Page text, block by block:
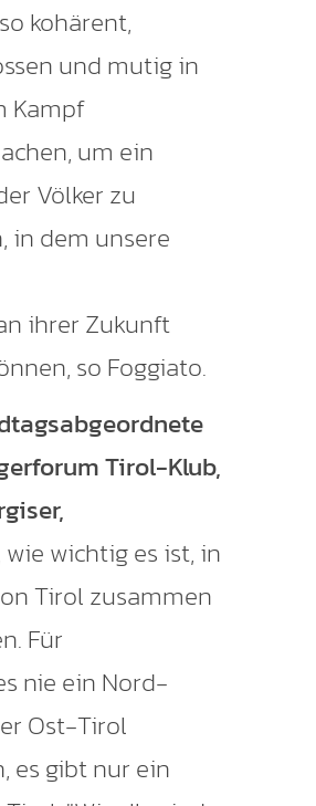
kohärent,
und mutig in
Kampf
um ein
Völker zu
in dem unsere
ihrer Zukunft
so Foggiato.
Tirol-Klub,
wichtig es ist, in
Tirol zusammen
Für
nie ein Nord-
Ost-Tirol
es gibt nur ein